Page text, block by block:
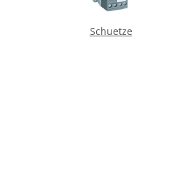
Schuetze